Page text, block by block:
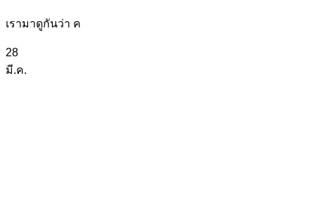
เรามาดูกันว่า ค
28
มี.ค.